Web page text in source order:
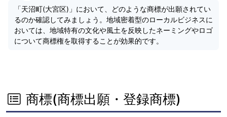
「天沼町(大宮区)」において、どのような商標が出願されてい
るのか確認してみましょう。地域密着型のローカルビジネスに
おいては、地域特有の文化や風土を反映したネーミングやロゴ
について商標権を取得することが効果的です。
商標(商標出願・登録商標)